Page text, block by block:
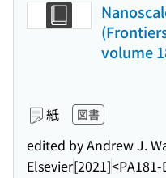
volume
紙 図書
edited by Andrew J.
Elsevier[2021]<PA181-